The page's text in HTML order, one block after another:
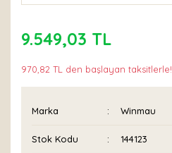
9.549,03 TL
970,82 TL den başlayan taksitlerle!
Marka Winmau
Stok Kodu 144123